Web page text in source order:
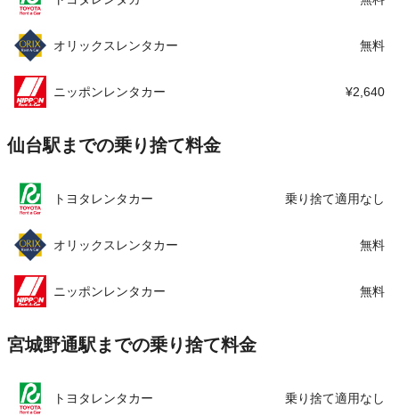
オリックスレンタカー 無料
ニッポンレンタカー ¥2,640
仙台駅までの乗り捨て料金
トヨタレンタカー 乗り捨て適用なし
オリックスレンタカー 無料
ニッポンレンタカー 無料
宮城野通駅までの乗り捨て料金
トヨタレンタカー 乗り捨て適用なし